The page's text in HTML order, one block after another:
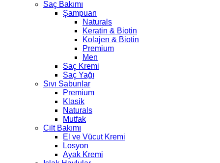
Saç Bakımı
Şampuan
Naturals
Keratin & Biotin
Kolajen & Biotin
Premium
Men
Saç Kremi
Saç Yağı
Sıvı Sabunlar
Premium
Klasik
Naturals
Mutfak
Cilt Bakımı
El ve Vücut Kremi
Losyon
Ayak Kremi